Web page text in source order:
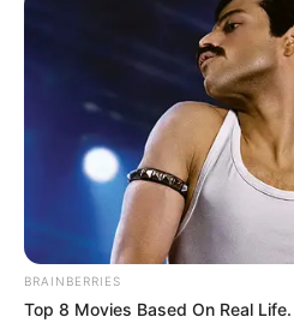
Bald ist Mariä Himmelfahrt:
Vor allem im Sommer ist
deutsche Urlaubsland Nummer
Ostseeküsteals auch die aus
bestehende
Mecklenburgische
sonnenhungrige Badegäste
anlocken. Mit den vielen
BRAINBERRIES
Top 8 Movies Based On Real